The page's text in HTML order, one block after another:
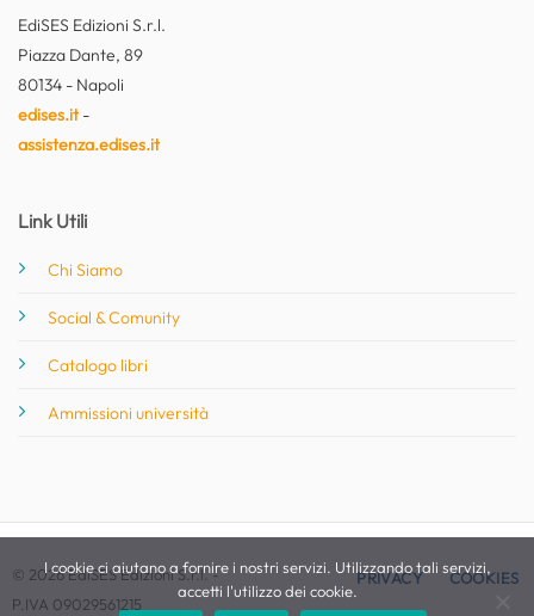
EdiSES Edizioni S.r.l.
Piazza Dante, 89
80134 - Napoli
edises.it-
assistenza.edises.it
Link Utili
Chi Siamo
Social & Comunity
Catalogo libri
Ammissioni università
© 2026 EdiSES Edizioni S.r.l. -
P.IVA 09029561215
PRIVACY COOKIES
I cookie ci aiutano a fornire i nostri servizi. Utilizzando tali servizi,
accetti l'utilizzo dei cookie.